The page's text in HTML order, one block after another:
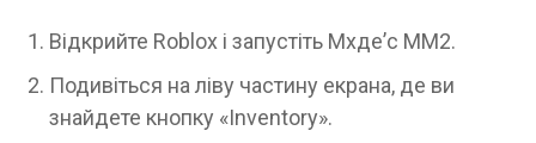
Відкрийте Roblox і запустіть Мхде’c ММ2.
Подивіться на ліву частину екрана, де ви
знайдете кнопку «Inventory».